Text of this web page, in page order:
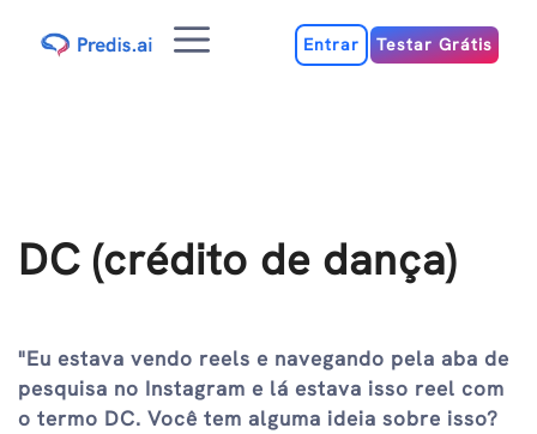
para
MenuEntrar Testar Grátis
DC (crédito de dança)
"Eu estava vendo reels e navegando pela aba de
pesquisa no Instagram e lá estava isso reel com
o termo DC. Você tem alguma ideia sobre isso?